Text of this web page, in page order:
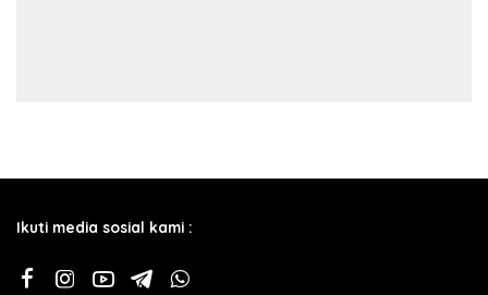
Ikuti media sosial kami :